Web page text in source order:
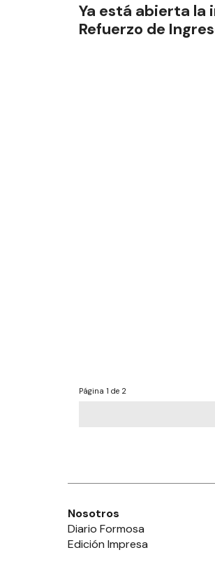
Ya está abierta la
Refuerzo de
Página 1 de 2
Nosotros
Diario Formosa
Edición Impresa